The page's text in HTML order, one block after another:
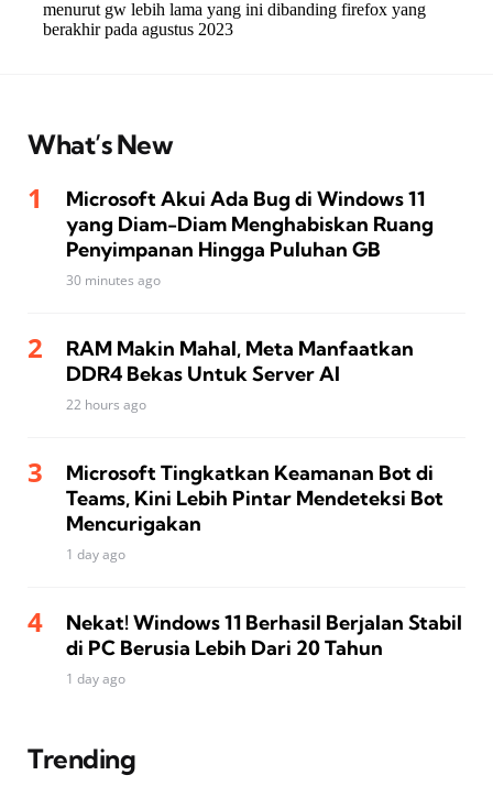
What’s New
Microsoft Akui Ada Bug di Windows 11
yang Diam-Diam Menghabiskan Ruang
Penyimpanan Hingga Puluhan GB
30 minutes ago
RAM Makin Mahal, Meta Manfaatkan
DDR4 Bekas Untuk Server AI
22 hours ago
Microsoft Tingkatkan Keamanan Bot di
Teams, Kini Lebih Pintar Mendeteksi Bot
Mencurigakan
1 day ago
Nekat! Windows 11 Berhasil Berjalan Stabil
di PC Berusia Lebih Dari 20 Tahun
1 day ago
Trending